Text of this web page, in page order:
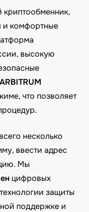
и комфортные
высокую
что позволяет
несколько
ввести адрес
Мы
цифровых
защиты
поддержке и